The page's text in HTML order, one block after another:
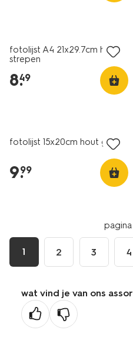
fotolijst A4 21x29.7cm hout
strepen
8.
49
fotolijst 15x20cm hout golf
9.
99
pagina
1 2 3 4
wat vind je van ons